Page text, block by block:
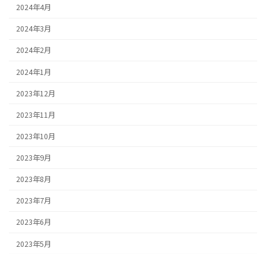
2024年4月
2024年3月
2024年2月
2024年1月
2023年12月
2023年11月
2023年10月
2023年9月
2023年8月
2023年7月
2023年6月
2023年5月